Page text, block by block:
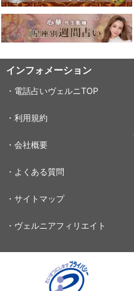
インフォメーション
・電話占いヴェルニTOP
・利用規約
・会社概要
・よくある質問
・サイトマップ
・ヴェルニアフィリエイト